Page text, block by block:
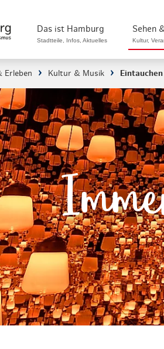
Das ist Hamburg
Stadtteile, Infos, Aktuelles
Stadtteile in Hamburg
Die Welt in Hamburg
Hamburg nachhaltig erleben
Ein Tag in Hamburg
Hamburg das ganze Jahr
Hamburg für...
Infos & Mobilität
Sehen
Kultur,
Kultur &
Musicals &
Hamburg
Radfahren
Routen &
Historisches
Grüne
Erleben Kultur & Musik